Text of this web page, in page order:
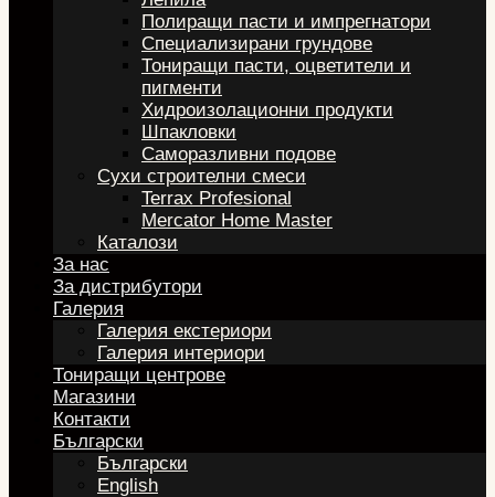
Полиращи пасти и импрегнатори
Специализирани грундове
Тониращи пасти, оцветители и
пигменти
Хидроизолационни продукти
Шпакловки
Саморазливни подове
Сухи строителни смеси
Terrax Profesional
Mercator Home Master
Каталози
За нас
За дистрибутори
Галерия
Галерия екстериори
Галерия интериори
Тониращи центрове
Магазини
Контакти
Български
Български
English